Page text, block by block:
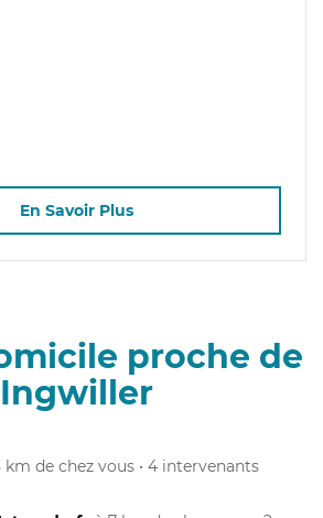
En Savoir Plus
proche de
Ingwiller
km de chez vous • 4 intervenants